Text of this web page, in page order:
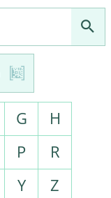
G
H
P
R
Y Z